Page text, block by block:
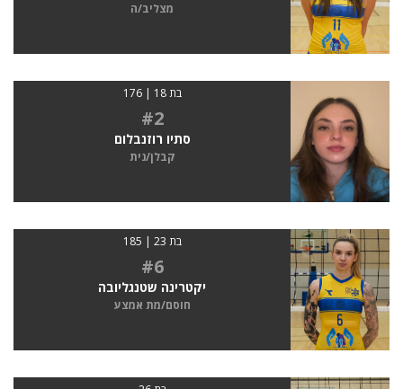
מצליב/ה
בת 18 | 176
#2
סתיו רוזנבלום
קבלן/נית
בת 23 | 185
#6
יקטרינה שטנגליובה
חוסם/מת אמצע